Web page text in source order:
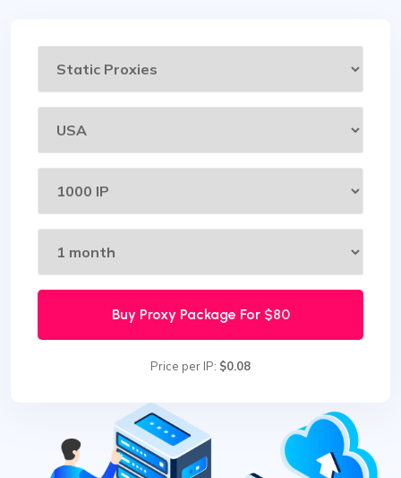
Buy Proxy Package For $80
Price per IP: $0.08